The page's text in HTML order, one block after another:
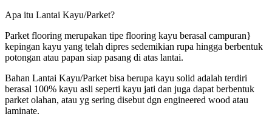
Apa itu Lantai Kayu/Parket?
Parket flooring merupakan tipe flooring kayu berasal campuran}
kepingan kayu yang telah dipres sedemikian rupa hingga berbentuk
potongan atau papan siap pasang di atas lantai.
Bahan Lantai Kayu/Parket bisa berupa kayu solid adalah terdiri
berasal 100% kayu asli seperti kayu jati dan juga dapat berbentuk
parket olahan, atau yg sering disebut dgn engineered wood atau
laminate.